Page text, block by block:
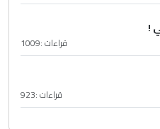
!
قراءات :1009
قراءات :923